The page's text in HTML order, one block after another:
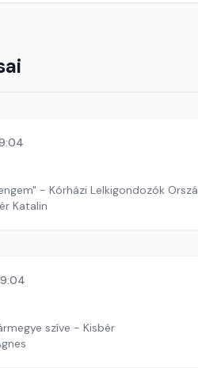
- Kórházi Lelkigondozók
Katalin
9:04
szíve - Kisbér